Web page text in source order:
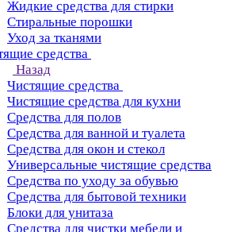
Жидкие средства для стирки
Стиральные порошки
Уход за тканями
средства
Назад
Чистящие средства
Чистящие средства для кухни
Средства для полов
Средства для ванной и туалета
Средства для окон и стекол
Универсальные чистящие средства
Средства по уходу за обувью
Средства для бытовой техники
Блоки для унитаза
Средства для чистки мебели и